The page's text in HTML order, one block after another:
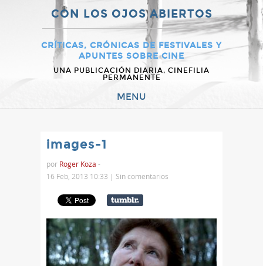
CON LOS OJOS ABIERTOS
CRÍTICAS, CRÓNICAS DE FESTIVALES Y
APUNTES SOBRE CINE
UNA PUBLICACIÓN DIARIA, CINEFILIA
PERMANENTE
MENU
images-1
por Roger Koza -
16 Feb, 2013 10:33 | Sin comentarios